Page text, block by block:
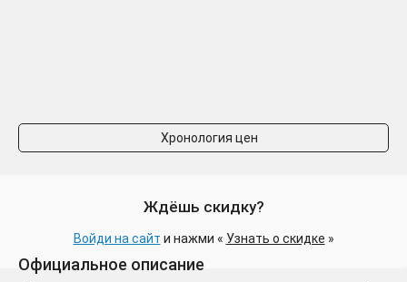
Хронология цен
Ждёшь скидку?
Войди на сайт и нажми « Узнать о скидке »
Официальное описание